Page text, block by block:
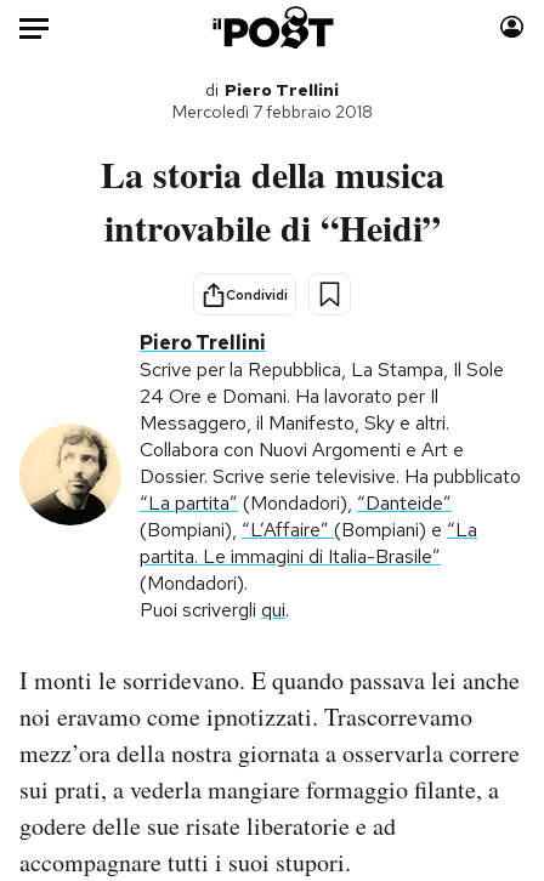
Auto
Mondo
Economia
Sport
Libri
Consumismi
Storie/Idee
Media
Europa
Altrecose
Mondiali calcio 2026
NEWSLETTER
I MIEI PREFERITI
SHOP
di Piero Trellini
Mercoledì 7 febbraio 2018
La storia della musica
introvabile di “Heidi”
Condividi
Piero Trellini
Scrive per la Repubblica, La Stampa, Il Sole
24 Ore e Domani. Ha lavorato per Il
Messaggero, il Manifesto, Sky e altri.
Collabora con Nuovi Argomenti e Art e
Dossier. Scrive serie televisive. Ha pubblicato
“La partita” (Mondadori), “Danteide”
(Bompiani), “L’Affaire” (Bompiani) e “La
partita. Le immagini di Italia-Brasile”
(Mondadori).
Puoi scrivergli qui.
I monti le sorridevano. E quando passava lei anche
noi eravamo come ipnotizzati. Trascorrevamo
mezz’ora della nostra giornata a osservarla correre
sui prati, a vederla mangiare formaggio filante, a
godere delle sue risate liberatorie e ad
accompagnare tutti i suoi stupori.